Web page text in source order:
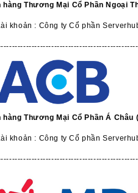
hàng Thương Mại Cổ Phần Ngoại
khoản : Công ty Cổ phần
hàng Thương Mại Cổ Phần Á Châu
khoản : Công ty Cổ phần